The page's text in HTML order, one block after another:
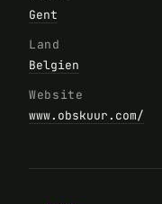
Gent
Land
Belgien
Website
www.obskuur.com/